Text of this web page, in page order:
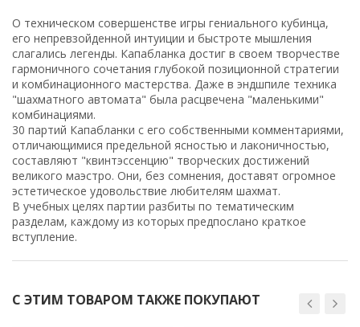
О техническом совершенстве игры гениального кубинца,
его непревзойденной интуиции и быстроте мышления
слагались легенды. Капабланка достиг в своем творчестве
гармоничного сочетания глубокой позиционной стратегии
и комбинационного мастерства. Даже в эндшпиле техника
"шахматного автомата" была расцвечена "маленькими"
комбинациями.
30 партий Капабланки с его собственными комментариями,
отличающимися предельной ясностью и лаконичностью,
составляют "квинтэссенцию" творческих достижений
великого маэстро. Они, без сомнения, доставят огромное
эстетическое удовольствие любителям шахмат.
В учебных целях партии разбиты по тематическим
разделам, каждому из которых предпослано краткое
вступление.
С ЭТИМ ТОВАРОМ ТАКЖЕ ПОКУПАЮТ